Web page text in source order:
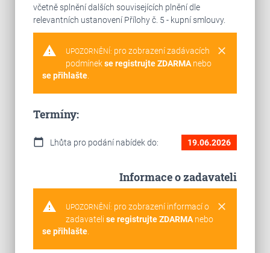
včetně splnění dalších souvisejících plnění dle
relevantních ustanovení Přílohy č. 5 - kupní smlouvy.
warning clear
UPOZORNĚNÍ: pro zobrazení zadávacích
podmínekse registrujte ZDARMAnebo
se přihlašte.
Termíny:
calendar_today Lhůta pro podání nabídek do: 19.06.2026
Informace o zadavateli
warning clear
UPOZORNĚNÍ: pro zobrazení informací o
zadavateli se registrujte ZDARMAnebo
se přihlašte.